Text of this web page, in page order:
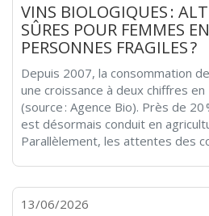
VINS BIOLOGIQUES :
SÛRES POUR FEMMES
PERSONNES FRAGILES ?
Depuis 2007, la consommation
une croissance à deux chiffres
(source : Agence Bio). Près de 20
est désormais conduit en
Parallèlement, les attentes des
13/06/2026